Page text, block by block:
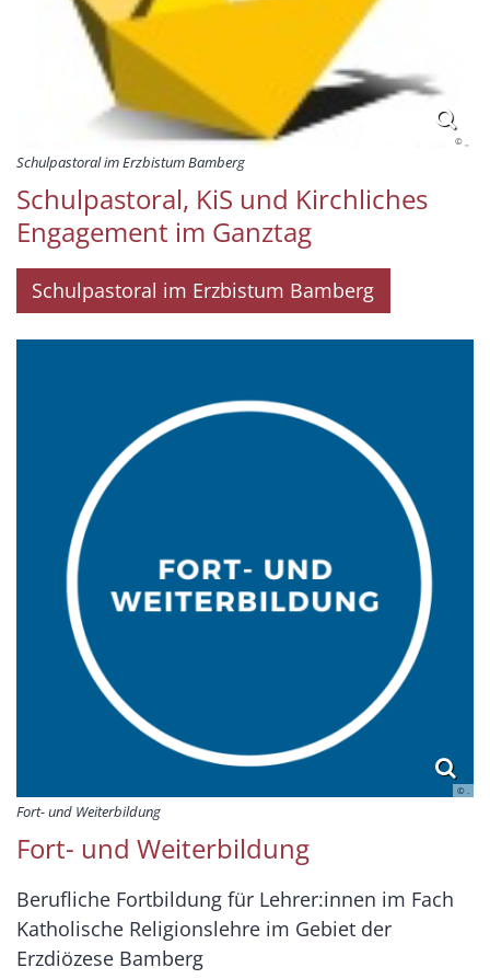
© _
Schulpastoral im Erzbistum Bamberg
Schulpastoral, KiS und Kirchliches
Engagement im Ganztag
Schulpastoral im Erzbistum Bamberg
© .
Fort- und Weiterbildung
Fort- und Weiterbildung
Berufliche Fortbildung für Lehrer:innen im Fach
Katholische Religionslehre im Gebiet der
Erzdiözese Bamberg